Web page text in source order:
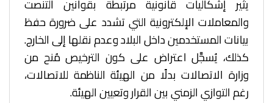
يثير إشكاليات قانونية مرتبطة بقوانين التنصت
والمعاملات الإلكترونية التي تشدد على ضرورة حفظ
بيانات المستخدمين داخل البلاد وعدم نقلها إلى الخارج.
كذلك، يُسجَّل اعتراض على كون الترخيص مُنح من
وزارة الاتصالات بدلًا من الهيئة الناظمة للاتصالات،
رغم التوازي الزمني بين القرار وتعيين الهيئة.